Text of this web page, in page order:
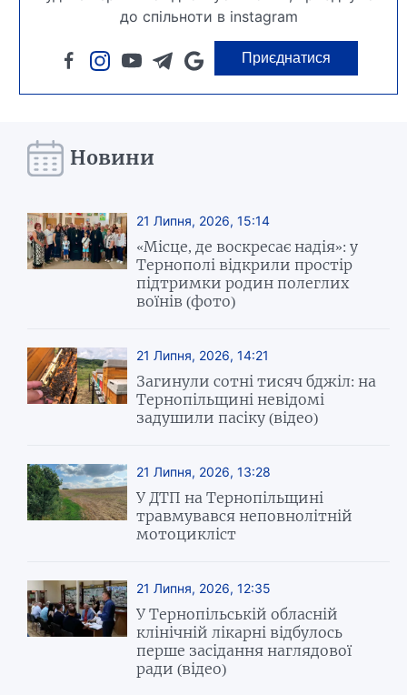
до спільноти в instagram
Приєднатися
Новини
21 Липня, 2026, 15:14
«Місце, де воскресає надія»: у
Тернополі відкрили простір
підтримки родин полеглих
воїнів (фото)
21 Липня, 2026, 14:21
Загинули сотні тисяч бджіл: на
Тернопільщині невідомі
задушили пасіку (відео)
21 Липня, 2026, 13:28
У ДТП на Тернопільщині
травмувався неповнолітній
мотоцикліст
21 Липня, 2026, 12:35
У Тернопільській обласній
клінічній лікарні відбулось
перше засідання наглядової
ради (відео)